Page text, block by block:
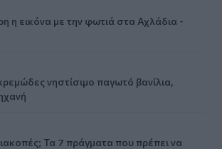
η εικόνα με την φωτιά στα Αχλάδια -
νηστίσιμο παγωτό βανίλια,
Τα 7 πράγματα που πρέπει να